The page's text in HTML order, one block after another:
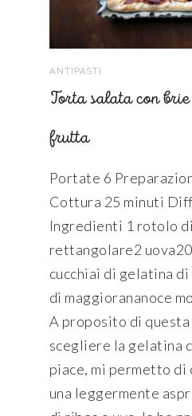
ANTIPASTI
Torta salata con
frutta
Portate 6
Cottura 25 minuti
Ingredienti 1 rotolo
rettangolare2
cucchiai di gelatina
di maggiorananoce
A proposito di
scegliere la gelatina
piace, mi permetto di
una leggermente